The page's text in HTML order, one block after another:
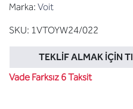
Marka: Voit
SKU: 1VTOYW24/022
TEKLIF ALMAK İÇIN
Vade Farksız 6 Taksit